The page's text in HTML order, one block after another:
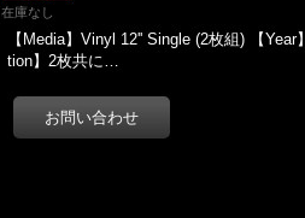
在庫なし
【Media】Vinyl 12'' Single (2枚組) 【
tion】2枚共に…